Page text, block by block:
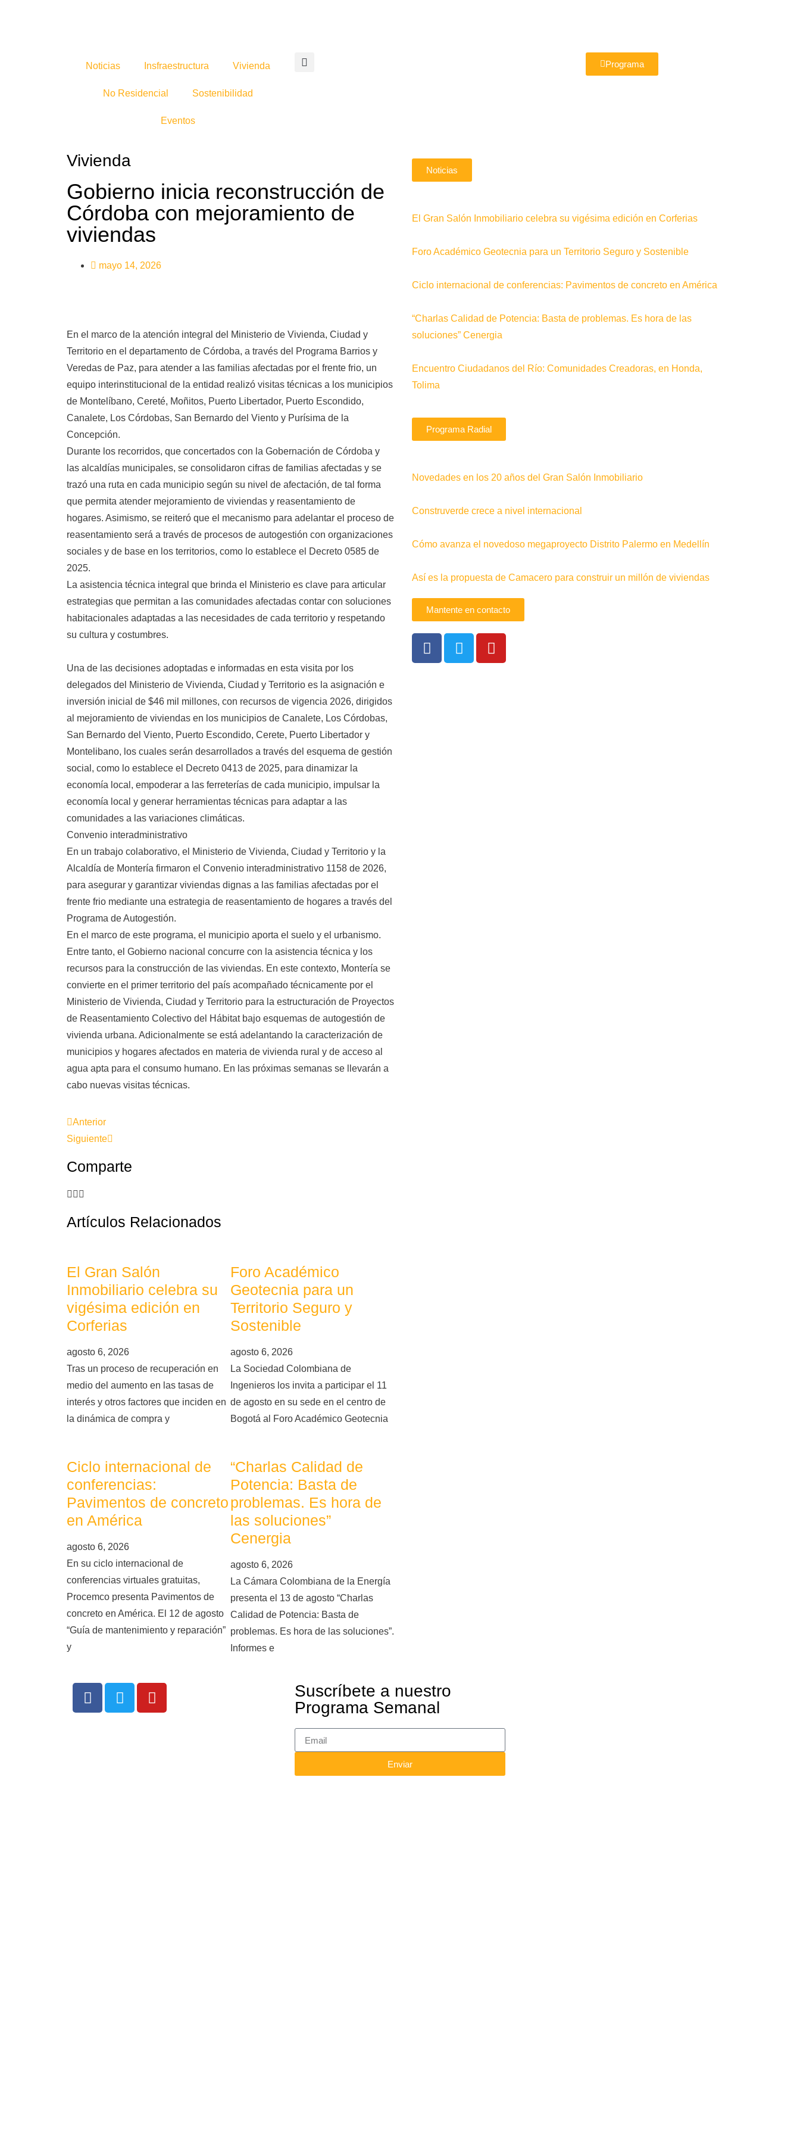
Noticias Insfraestructura Vivienda
No Residencial Sostenibilidad
Eventos
Programa
Vivienda
Gobierno inicia reconstrucción de
Córdoba con mejoramiento de
viviendas
mayo 14, 2026
En el marco de la atención integral del Ministerio de Vivienda, Ciudad y
Territorio en el departamento de Córdoba, a través del Programa Barrios y
Veredas de Paz, para atender a las familias afectadas por el frente frio, un
equipo interinstitucional de la entidad realizó visitas técnicas a los municipios
de Montelíbano, Cereté, Moñitos, Puerto Libertador, Puerto Escondido,
Canalete, Los Córdobas, San Bernardo del Viento y Purísima de la
Concepción.
Durante los recorridos, que concertados con la Gobernación de Córdoba y
las alcaldías municipales, se consolidaron cifras de familias afectadas y se
trazó una ruta en cada municipio según su nivel de afectación, de tal forma
que permita atender mejoramiento de viviendas y reasentamiento de
hogares. Asimismo, se reiteró que el mecanismo para adelantar el proceso de
reasentamiento será a través de procesos de autogestión con organizaciones
sociales y de base en los territorios, como lo establece el Decreto 0585 de
2025.
La asistencia técnica integral que brinda el Ministerio es clave para articular
estrategias que permitan a las comunidades afectadas contar con soluciones
habitacionales adaptadas a las necesidades de cada territorio y respetando
su cultura y costumbres.
Una de las decisiones adoptadas e informadas en esta visita por los
delegados del Ministerio de Vivienda, Ciudad y Territorio es la asignación e
inversión inicial de $46 mil millones, con recursos de vigencia 2026, dirigidos
al mejoramiento de viviendas en los municipios de Canalete, Los Córdobas,
San Bernardo del Viento, Puerto Escondido, Cerete, Puerto Libertador y
Montelibano, los cuales serán desarrollados a través del esquema de gestión
social, como lo establece el Decreto 0413 de 2025, para dinamizar la
economía local, empoderar a las ferreterías de cada municipio, impulsar la
economía local y generar herramientas técnicas para adaptar a las
comunidades a las variaciones climáticas.
Convenio interadministrativo
En un trabajo colaborativo, el Ministerio de Vivienda, Ciudad y Territorio y la
Alcaldía de Montería firmaron el Convenio interadministrativo 1158 de 2026,
para asegurar y garantizar viviendas dignas a las familias afectadas por el
frente frio mediante una estrategia de reasentamiento de hogares a través del
Programa de Autogestión.
En el marco de este programa, el municipio aporta el suelo y el urbanismo.
Entre tanto, el Gobierno nacional concurre con la asistencia técnica y los
recursos para la construcción de las viviendas. En este contexto, Montería se
convierte en el primer territorio del país acompañado técnicamente por el
Ministerio de Vivienda, Ciudad y Territorio para la estructuración de Proyectos
de Reasentamiento Colectivo del Hábitat bajo esquemas de autogestión de
vivienda urbana. Adicionalmente se está adelantando la caracterización de
municipios y hogares afectados en materia de vivienda rural y de acceso al
agua apta para el consumo humano. En las próximas semanas se llevarán a
cabo nuevas visitas técnicas.
Anterior
Siguiente
Comparte
Artículos Relacionados
El Gran Salón
Inmobiliario celebra su
vigésima edición en
Corferias
agosto 6, 2026
Tras un proceso de recuperación en
medio del aumento en las tasas de
interés y otros factores que inciden en
la dinámica de compra y
Foro Académico
Geotecnia para un
Territorio Seguro y
Sostenible
agosto 6, 2026
La Sociedad Colombiana de
Ingenieros los invita a participar el 11
de agosto en su sede en el centro de
Bogotá al Foro Académico Geotecnia
Ciclo internacional de
conferencias:
Pavimentos de concreto
en América
agosto 6, 2026
En su ciclo internacional de
conferencias virtuales gratuitas,
Procemco presenta Pavimentos de
concreto en América. El 12 de agosto
“Guía de mantenimiento y reparación”
y
“Charlas Calidad de
Potencia: Basta de
problemas. Es hora de
las soluciones”
Cenergia
agosto 6, 2026
La Cámara Colombiana de la Energía
presenta el 13 de agosto “Charlas
Calidad de Potencia: Basta de
problemas. Es hora de las soluciones”.
Informes e
Noticias
El Gran Salón Inmobiliario celebra su vigésima edición en Corferias
Foro Académico Geotecnia para un Territorio Seguro y Sostenible
Ciclo internacional de conferencias: Pavimentos de concreto en América
“Charlas Calidad de Potencia: Basta de problemas. Es hora de las
soluciones” Cenergia
Encuentro Ciudadanos del Río: Comunidades Creadoras, en Honda,
Tolima
Programa Radial
Novedades en los 20 años del Gran Salón Inmobiliario
Construverde crece a nivel internacional
Cómo avanza el novedoso megaproyecto Distrito Palermo en Medellín
Así es la propuesta de Camacero para construir un millón de viviendas
Mantente en contacto
Suscríbete a nuestro
Programa Semanal
Enviar